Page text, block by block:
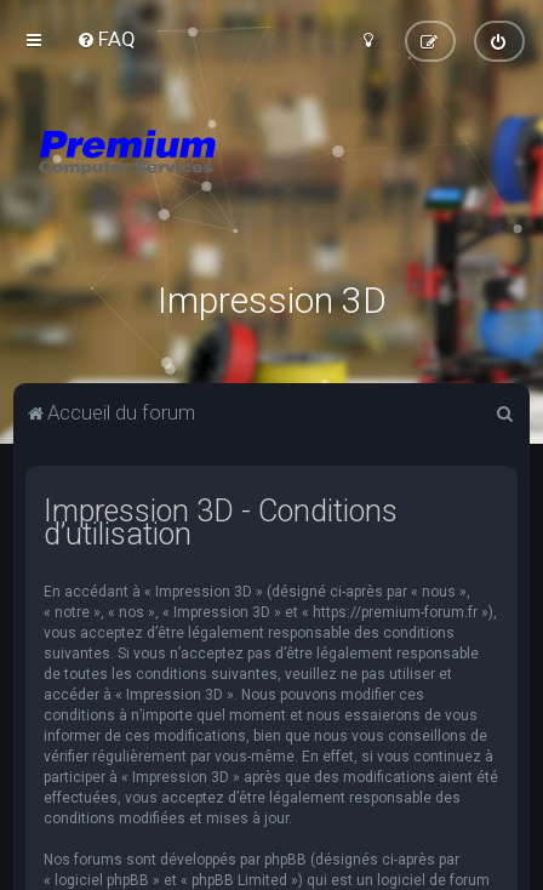
FAQ
Impression 3D
Accueil du forum
Impression 3D - Conditions
d’utilisation
En accédant à « Impression 3D » (désigné ci-après par « nous »,
« notre », « nos », « Impression 3D » et « https://premium-forum.fr »),
vous acceptez d’être légalement responsable des conditions
suivantes. Si vous n’acceptez pas d’être légalement responsable
de toutes les conditions suivantes, veuillez ne pas utiliser et
accéder à « Impression 3D ». Nous pouvons modifier ces
conditions à n’importe quel moment et nous essaierons de vous
informer de ces modifications, bien que nous vous conseillons de
vérifier régulièrement par vous-même. En effet, si vous continuez à
participer à « Impression 3D » après que des modifications aient été
effectuées, vous acceptez d’être légalement responsable des
conditions modifiées et mises à jour.
Nos forums sont développés par phpBB (désignés ci-après par
« logiciel phpBB » et « phpBB Limited ») qui est un logiciel de forum